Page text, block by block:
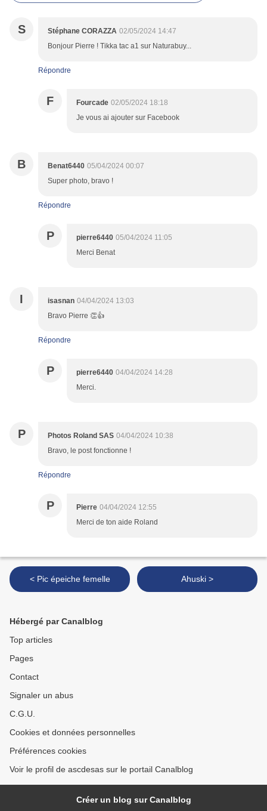
S Stéphane CORAZZA 02/05/2024 14:47
Bonjour Pierre ! Tikka tac a1 sur Naturabuy...
Répondre
F Fourcade 02/05/2024 18:18
Je vous ai ajouter sur Facebook
B Benat6440 05/04/2024 00:07
Super photo, bravo !
Répondre
P pierre6440 05/04/2024 11:05
Merci Benat
I isasnan 04/04/2024 13:03
Bravo Pierre 👏👍
Répondre
P pierre6440 04/04/2024 14:28
Merci.
P Photos Roland SAS 04/04/2024 10:38
Bravo, le post fonctionne !
Répondre
P Pierre 04/04/2024 12:55
Merci de ton aide Roland
< Pic épeiche femelle Ahuski >
Hébergé par Canalblog
Top articles
Pages
Contact
Signaler un abus
C.G.U.
Cookies et données personnelles
Préférences cookies
Voir le profil de ascdesas sur le portail Canalblog
Créer un blog sur Canalblog